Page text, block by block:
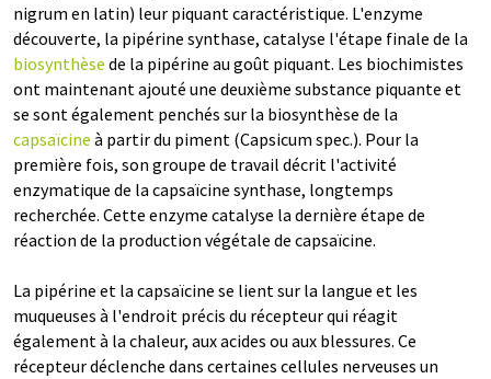
nigrum en latin) leur piquant caractéristique. L'enzyme
découverte, la pipérine synthase, catalyse l'étape finale de la
biosynthèse de la pipérine au goût piquant. Les biochimistes
ont maintenant ajouté une deuxième substance piquante et
se sont également penchés sur la biosynthèse de la
capsaïcine à partir du piment (Capsicum spec.). Pour la
première fois, son groupe de travail décrit l'activité
enzymatique de la capsaïcine synthase, longtemps
recherchée. Cette enzyme catalyse la dernière étape de
réaction de la production végétale de capsaïcine.
La pipérine et la capsaïcine se lient sur la langue et les
muqueuses à l'endroit précis du récepteur qui réagit
également à la chaleur, aux acides ou aux blessures. Ce
récepteur déclenche dans certaines cellules nerveuses un